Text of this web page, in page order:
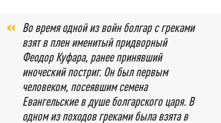
Во время одной из войн болгар с греками
взят в плен именитый придворный
Феодор Куфара, ранее принявший
иноческий постриг. Он был первым
человеком, посеявшим семена
Евангельские в душе болгарского царя. В
одном из походов греками была взята в